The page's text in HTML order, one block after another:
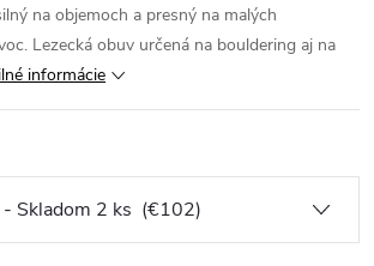
na objemoch a presný na malých
Lezecká obuv určená na bouldering aj na
informácie